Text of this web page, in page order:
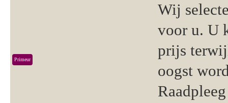
Primeur
Wij
voor u. U
prijs
oogst